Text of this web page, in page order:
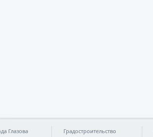
Глазова Градостроительство